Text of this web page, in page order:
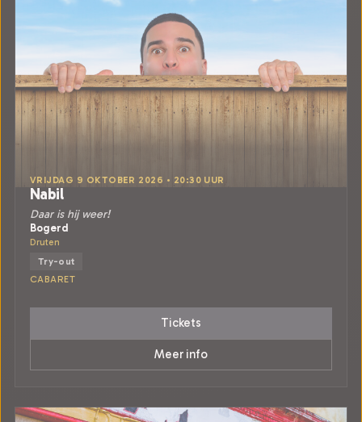
VRIJDAG 9 OKTOBER 2026 • 20:30 UUR
Nabil
Daar is hij weer!
Bogerd
Druten
Try-out
CABARET
Tickets
Meer info